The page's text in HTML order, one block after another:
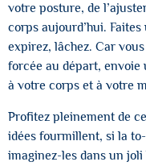
votre posture, de
corps aujourd’hui.
expirez, lâchez. Car
forcée au départ, envoie
à votre corps et à votre
Profitez pleinement de
idées fourmillent, si la
imaginez-les dans un